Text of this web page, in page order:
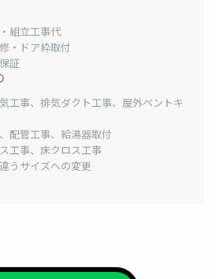
組立工事代
・ドア枠取付
証
工事、排気ダクト工事、屋外ベントキ
配管工事、給湯器取付
工事、床クロス工事
うサイズへの変更